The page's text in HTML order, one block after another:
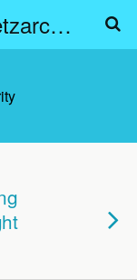
Benjamin Erhart – Netzarchitekt